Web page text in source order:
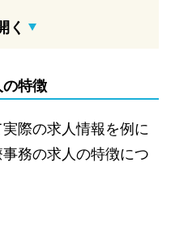
しつこくない
こと
場合、住む場所におす
く
特徴
際の求人情報を例に
務の求人の特徴につ